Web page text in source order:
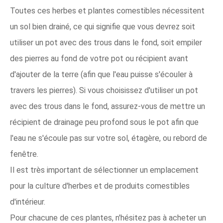
Toutes ces herbes et plantes comestibles nécessitent
un sol bien drainé, ce qui signifie que vous devrez soit
utiliser un pot avec des trous dans le fond, soit empiler
des pierres au fond de votre pot ou récipient avant
d'ajouter de la terre (afin que l'eau puisse s'écouler à
travers les pierres). Si vous choisissez d'utiliser un pot
avec des trous dans le fond, assurez-vous de mettre un
récipient de drainage peu profond sous le pot afin que
l'eau ne s'écoule pas sur votre sol, étagère, ou rebord de
fenêtre.
Il est très important de sélectionner un emplacement
pour la culture d'herbes et de produits comestibles
d'intérieur.
Pour chacune de ces plantes, n'hésitez pas à acheter un